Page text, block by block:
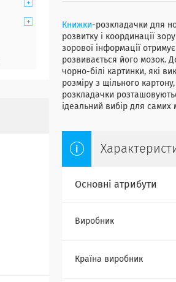
Книжки-розкладачки для
розвитку і координації
зорової інформації
розвивається його мозок.
чорно-білі картинки, які
розміру з щільного
розкладачки
ідеальний вибір для самих
Основні атрибути
Виробник
Країна виробник